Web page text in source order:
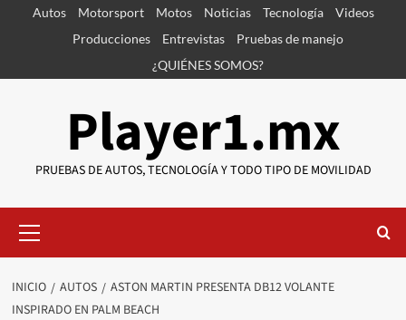
SaltarAutos Motorsport Motos Noticias Tecnología
Videos
Producciones
Entrevistas
Pruebas de manejo
¿QUIÉNES SOMOS?
Player1.mx
PRUEBAS DE AUTOS, TECNOLOGÍA Y TODO TIPO DE MOVILIDAD
primario
INICIO AUTOS
ASTON MARTIN PRESENTA DB12 VOLANTE
INSPIRADO EN PALM BEACH